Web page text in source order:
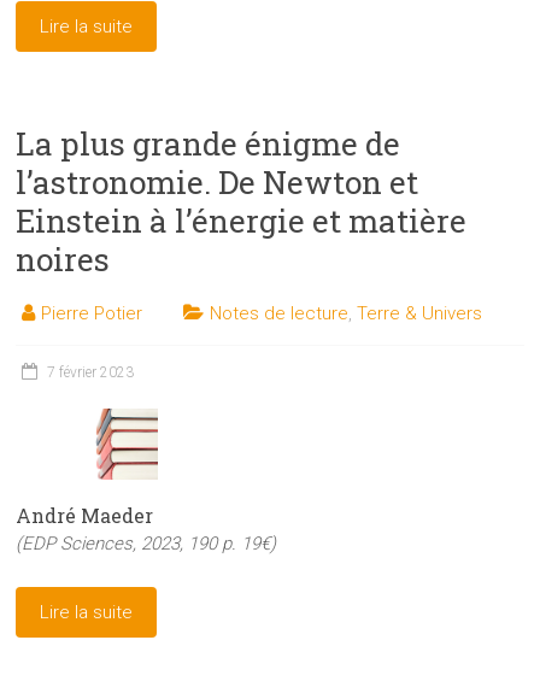
Lire la suite
La plus grande énigme de
l’astronomie. De Newton et
Einstein à l’énergie et matière
noires
Pierre Potier Notes de lecture,Terre & Univers
7 février 2023
André Maeder
(EDP Sciences, 2023, 190 p. 19€)
Lire la suite